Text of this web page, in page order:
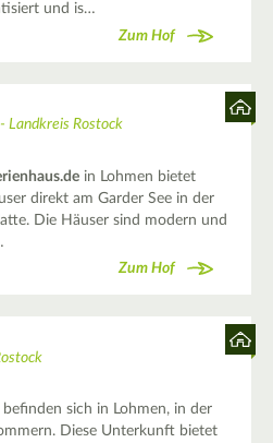
und is…
Zum Hof
Landkreis Rostock
in Lohmen bietet
direkt am Garder See in der
Die Häuser sind modern und
Zum Hof
sich in Lohmen, in der
Diese Unterkunft bietet